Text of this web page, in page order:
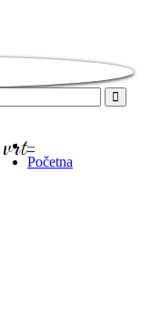
–
Početna